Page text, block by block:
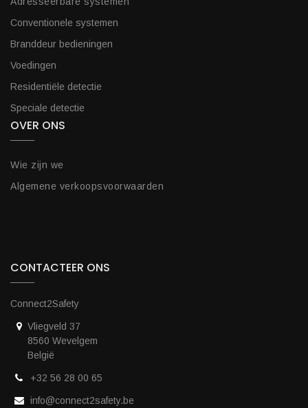
Conventionele systemen
Branddeur bedieningen
Voedingen
Residentiële detectie
Speciale detectie
OVER ONS
Wie zijn we
Algemene verkoopsvoorwaarden
CONTACTEER ONS
Connect2Safety
Vliegveld 37
8560 Wevelgem
België
+32 56 28 00 65
info@connect2safety.be